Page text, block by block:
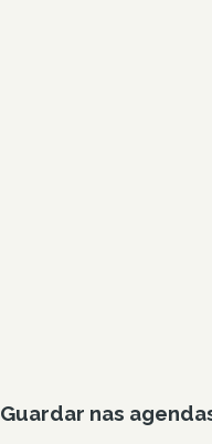
Guardar nas